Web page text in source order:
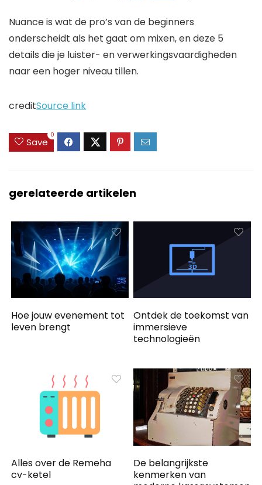
Nuance is wat de pro’s van de beginners
onderscheidt als het gaat om mixen, en deze 5
details die je luister- en verwerkingsvaardigheden
naar een hoger niveau tillen.
creditSource link
Save
0
gerelateerde artikelen
Hoe jouw evenement tot
leven brengt
Ontdek de toekomst van
immersieve
technologieën
Alles over de Remeha
cv-ketel
De belangrijkste
kenmerken van